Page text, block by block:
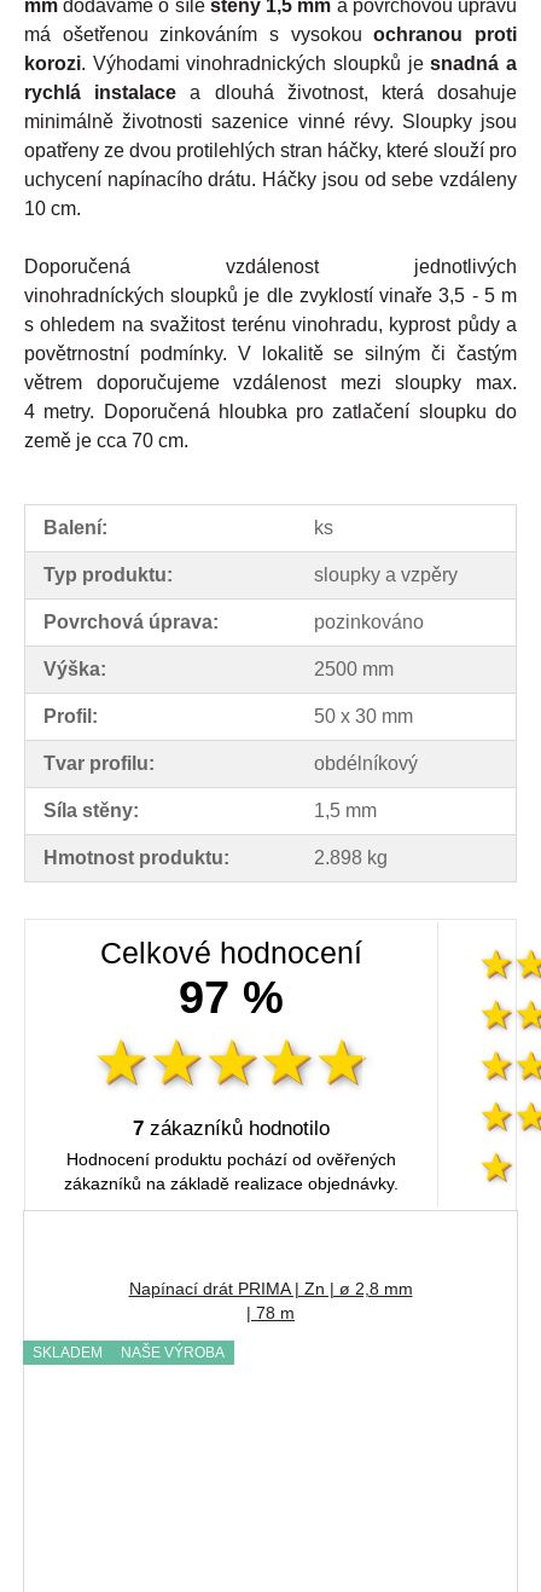
mm dodáváme o sílestěny 1,5 mm a povrchovou úpravu
má ošetřenou zinkováním s vysokouochranou proti
korozi. Výhodami vinohradnických sloupků jesnadná a
rychlá instalace a dlouhá životnost, která dosahuje
minimálně životnosti sazenice vinné révy. Sloupky jsou
opatřeny ze dvou protilehlých stran háčky, které slouží pro
uchycení napínacího drátu. Háčky jsou od sebe vzdáleny
10 cm.
Doporučená vzdálenost jednotlivých
vinohradníckých sloupků je dle zvyklostí vinaře 3,5 - 5 m
s ohledem na svažitost terénu vinohradu, kyprost půdy a
povětrnostní podmínky. V lokalitě se silným či častým
větrem doporučujeme vzdálenost mezi sloupky max.
4 metry. Doporučená hloubka pro zatlačení sloupku do
země je cca 70 cm.
Balení: ks
Typ produktu: sloupky a vzpěry
Povrchová úprava: pozinkováno
Výška: 2500 mm
Profil: 50 x 30 mm
Tvar profilu: obdélníkový
Síla stěny: 1,5 mm
Hmotnost produktu: 2.898 kg
Celkové hodnocení
97 %
7 zákazníků hodnotilo
Hodnocení produktu pochází od ověřených
zákazníků na základě realizace objednávky.
Napínací drát PRIMA | Zn | ø 2,8 mm
| 78 m
SKLADEM NAŠE VÝROBA